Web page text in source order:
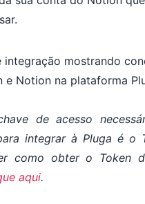
de acesso
integrar à Pluga é o
como obter o Token
aqui.